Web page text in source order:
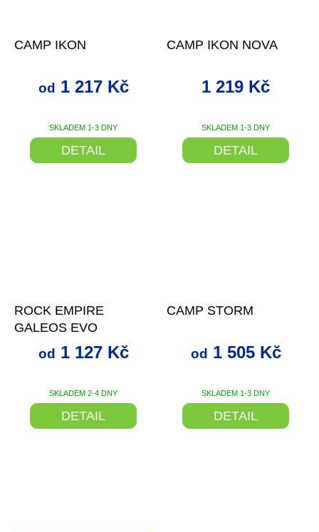
CAMP IKON
SKLADEM 1-3 DNY
od 1 217 Kč
DETAIL
CAMP IKON NOVA
SKLADEM 1-3 DNY
1 219 Kč
DETAIL
ROCK EMPIRE
GALEOS EVO
SKLADEM 2-4 DNY
od 1 127 Kč
DETAIL
CAMP STORM
SKLADEM 1-3 DNY
od 1 505 Kč
DETAIL